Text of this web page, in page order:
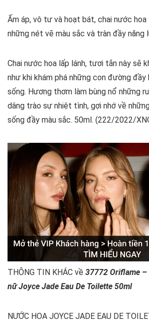
Ấm áp, vô tư và hoạt bát, chai nước hoa
những nét vẽ màu sắc và tràn đầy năng
Chai nước hoa lấp lánh, tươi tắn này sẽ
như khi khám phá những con đường
sống. Hương thơm làm bùng nổ những
dâng trào sự nhiệt tình, gợi nhớ về
sống đầy màu sắc. 50ml. (222/2022/
THÔNG TIN KHÁC về 37772 Oriflame
nữ Joyce Jade Eau De Toilette 50ml
NƯỚC HOA JOYCE JADE EAU DE